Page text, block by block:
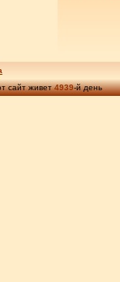
сайт живет4939-й день